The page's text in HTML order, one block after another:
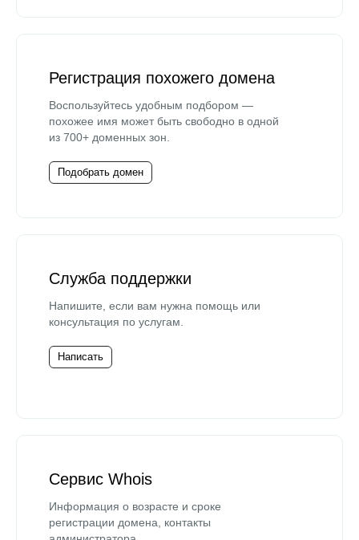
Регистрация похожего домена
Воспользуйтесь удобным подбором —
похожее имя может быть свободно в одной
из 700+ доменных зон.
Подобрать домен
Служба поддержки
Напишите, если вам нужна помощь или
консультация по услугам.
Написать
Сервис Whois
Информация о возрасте и сроке
регистрации домена, контакты